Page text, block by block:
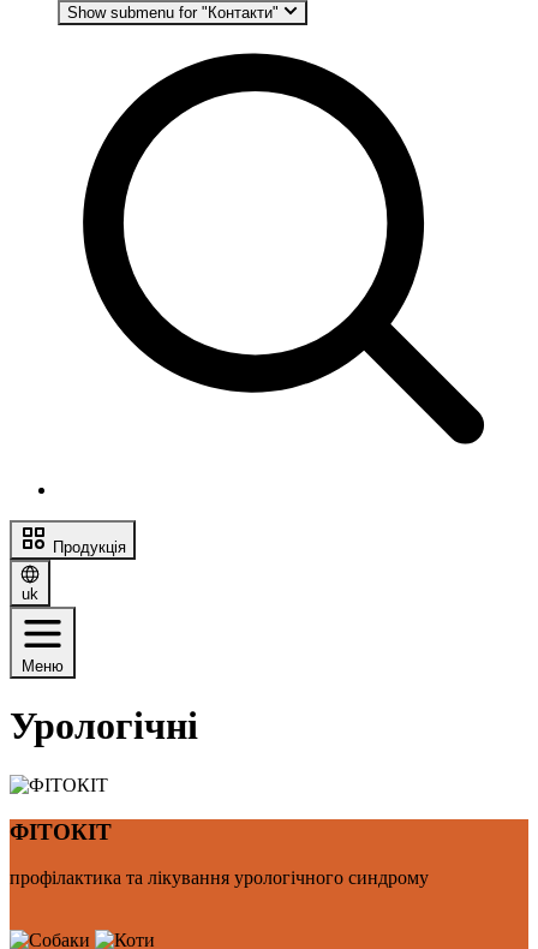
Show submenu for "Контакти"
Продукція
uk
Меню
Урологічні
ФІТОКІТ
профілактика та лікування урологічного синдрому